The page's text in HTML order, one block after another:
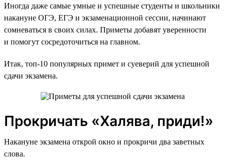
Иногда даже самые умные и успешные студенты и школьники
накануне ОГЭ, ЕГЭ и экзаменационной сессии, начинают
сомневаться в своих силах. Приметы добавят уверенности
и помогут сосредоточиться на главном.
Итак, топ-10 популярных примет и суеверий для успешной
сдачи экзамена.
Прокричать «Халява, приди!»
Накануне экзамена открой окно и прокричи два заветных
слова.